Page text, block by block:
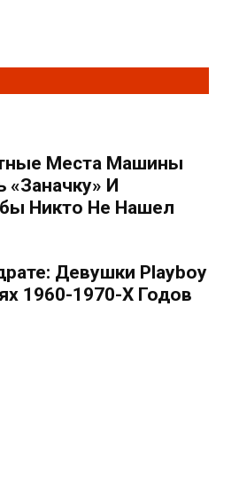
Места Машины
«заначку» И
Никто Не Нашел
Девушки Playboy
1960-1970-Х Годов